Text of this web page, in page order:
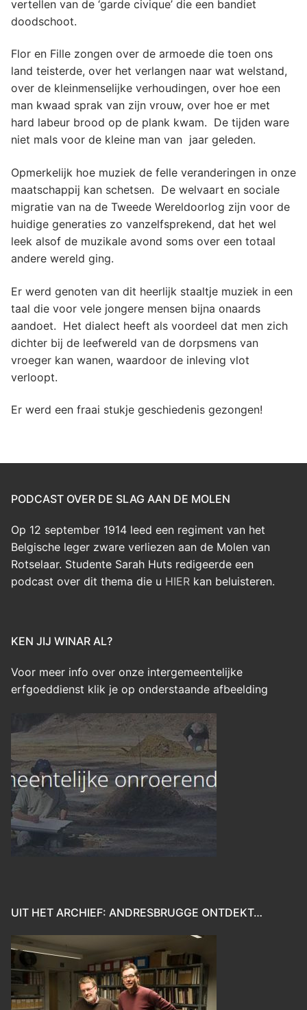
vertellen van de ‘garde civique’ die een bandiet
doodschoot.
Flor en Fille zongen over de armoede die toen ons
land teisterde, over het verlangen naar wat welstand,
over de kleinmenselijke verhoudingen, over hoe een
man kwaad sprak van zijn vrouw, over hoe er met
hard labeur brood op de plank kwam. De tijden ware
niet mals voor de kleine man van jaar geleden.
Opmerkelijk hoe muziek de felle veranderingen in onze
maatschappij kan schetsen. De welvaart en sociale
migratie van na de Tweede Wereldoorlog zijn voor de
huidige generaties zo vanzelfsprekend, dat het wel
leek alsof de muzikale avond soms over een totaal
andere wereld ging.
Er werd genoten van dit heerlijk staaltje muziek in een
taal die voor vele jongere mensen bijna onaards
aandoet. Het dialect heeft als voordeel dat men zich
dichter bij de leefwereld van de dorpsmens van
vroeger kan wanen, waardoor de inleving vlot
verloopt.
Er werd een fraai stukje geschiedenis gezongen!
PODCAST OVER DE SLAG AAN DE MOLEN
Op 12 september 1914 leed een regiment van het
Belgische leger zware verliezen aan de Molen van
Rotselaar. Studente Sarah Huts redigeerde een
podcast over dit thema die u HIER kan beluisteren.
KEN JIJ WINAR AL?
Voor meer info over onze intergemeentelijke
erfgoeddienst klik je op onderstaande afbeelding
UIT HET ARCHIEF: ANDRESBRUGGE ONTDEKT…